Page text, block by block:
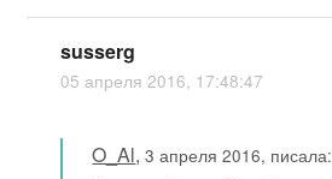
susserg
05 апреля 2016, 17:48:47
O_Al,3 апреля 2016, писала: